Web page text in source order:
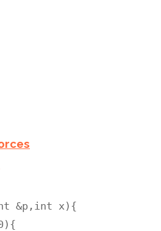
&k){
&p,int x){